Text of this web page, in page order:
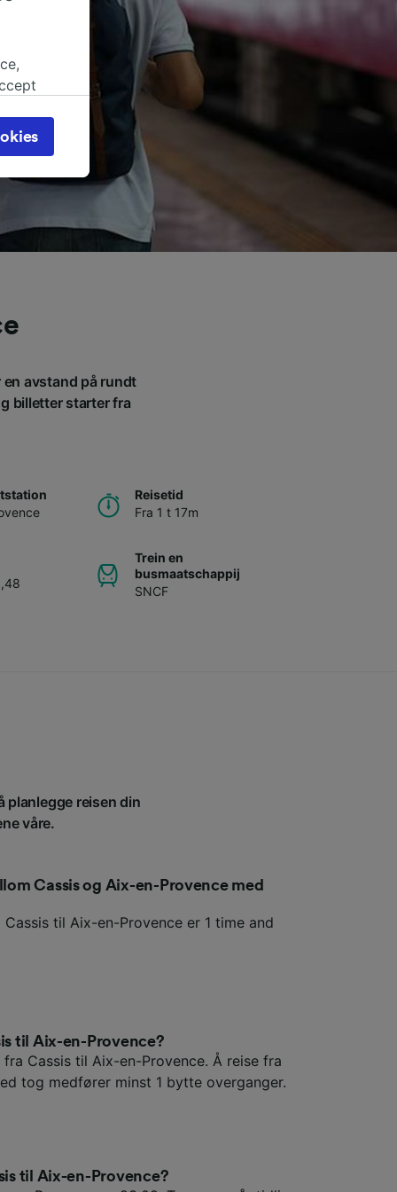
avstand på rundt
billetter starter fra
Reisetid
Fra 1 t 17m
Trein en
busmaatschappij
SNCF
planlegge reisen din
våre.
Cassis og Aix-en-Provence med
til Aix-en-Provence er 1 time and
til Aix-en-Provence?
Cassis til Aix-en-Provence. Å reise fra
tog medfører minst 1 bytte overganger.
til Aix-en-Provence?
page.